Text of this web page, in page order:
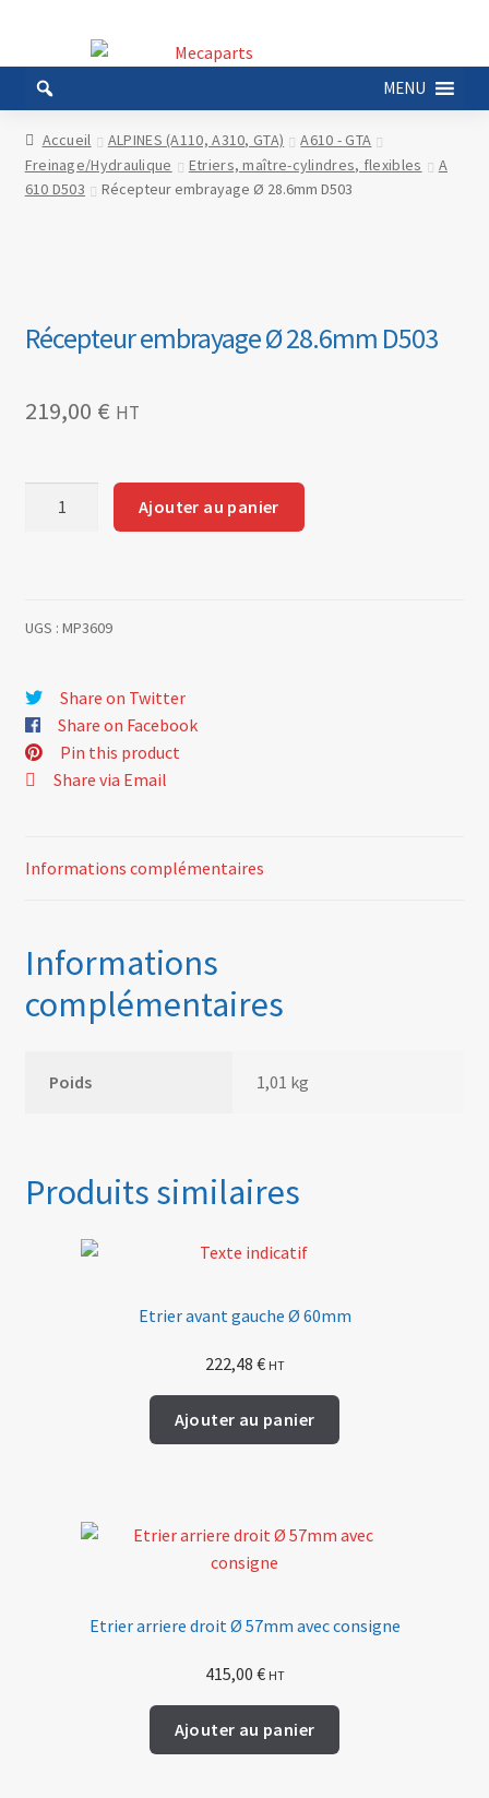
la
navigation
au
contenu
MENU
Accueil ALPINES (A110, A310, GTA)
A610 - GTA
Freinage/Hydraulique
Etriers, maître-cylindres, flexibles
A
610 D503
Récepteur embrayage Ø 28.6mm D503
Récepteur embrayage Ø 28.6mm D503
219,00 € HT
28.6mm
Ajouter au panier
UGS : MP3609
Share on Twitter
Share on Facebook
Pin this product
Share via Email
Informations complémentaires
Informations
complémentaires
Poids 1,01 kg
Produits similaires
Etrier avant gauche Ø 60mm
222,48 € HT
Ajouter au panier
Etrier arriere droit Ø 57mm avec consigne
415,00 € HT
Ajouter au panier